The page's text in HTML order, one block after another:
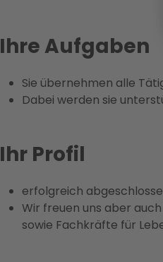
Ihre Aufgaben
Sie übernehmen alle
Dabei werden sie
Ihr Profil
erfolgreich
Wir freuen uns aber
sowie Fachkräfte für